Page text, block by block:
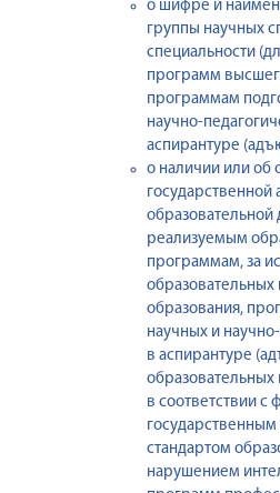
о шифре и
группы научных
специальности
программ
программам
научно-
аспирантуре
о наличии или об
государственной
образовательной
реализуемым
программам, за
образования,
научных и
в аспирантуре
в соответствии
стандартом
нарушением